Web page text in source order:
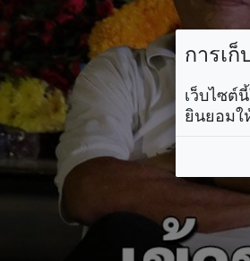
การเ
เว็บไซต์
ยินยอมใ